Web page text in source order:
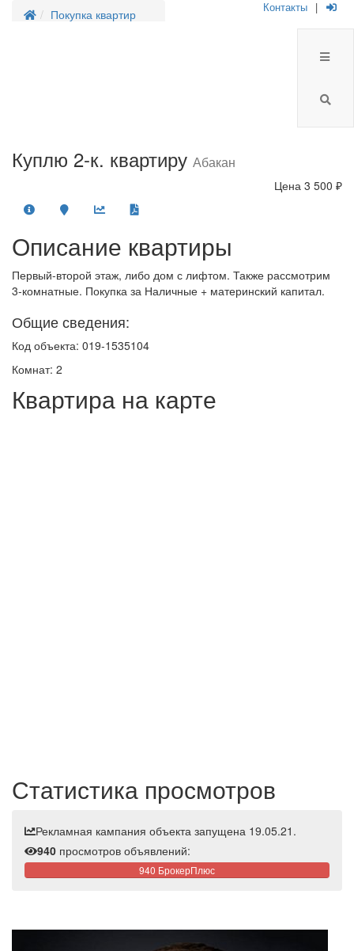
Покупка квартир Контакты |
Куплю 2-к. квартиру Абакан
Цена 3 500 ₽
Описание квартиры
Первый-второй этаж, либо дом с лифтом. Также рассмотрим
3-комнатные. Покупка за Наличные + материнский капитал.
Общие сведения:
Код объекта: 019-1535104
Комнат: 2
Квартира на карте
Статистика просмотров
Рекламная кампания объекта запущена 19.05.21.
940 просмотров объявлений:
940 БрокерПлюс